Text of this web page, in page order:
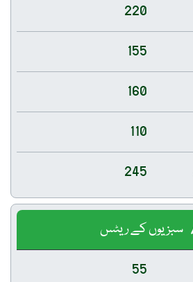
220
155
160
110
245
سبزیوں کے ریٹس
55